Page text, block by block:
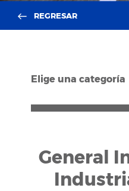
REGRESAR
Elige una categoría
General